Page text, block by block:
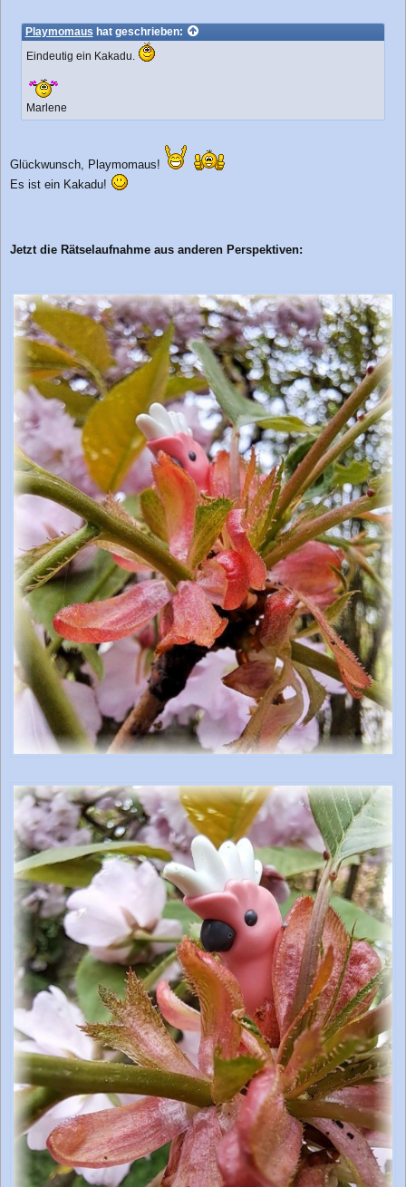
Playmomaus hat geschrieben:
Eindeutig ein Kakadu.
Marlene
Glückwunsch, Playmomaus!
Es ist ein Kakadu!
Jetzt die Rätselaufnahme aus anderen Perspektiven: